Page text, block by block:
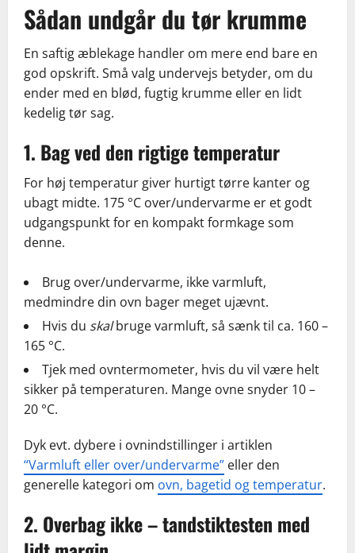
Sådan undgår du tør krumme
En saftig æblekage handler om mere end bare en
god opskrift. Små valg undervejs betyder, om du
ender med en blød, fugtig krumme eller en lidt
kedelig tør sag.
1. Bag ved den rigtige temperatur
For høj temperatur giver hurtigt tørre kanter og
ubagt midte. 175 °C over/undervarme er et godt
udgangspunkt for en kompakt formkage som
denne.
Brug over/undervarme, ikke varmluft,
medmindre din ovn bager meget ujævnt.
Hvis du skalbruge varmluft, så sænk til ca. 160 –
165 °C.
Tjek med ovntermometer, hvis du vil være helt
sikker på temperaturen. Mange ovne snyder 10 –
20 °C.
Dyk evt. dybere i ovnindstillinger i artiklen
“Varmluft eller over/undervarme” eller den
generelle kategori om ovn, bagetid og temperatur.
2. Overbag ikke – tandstiktesten med